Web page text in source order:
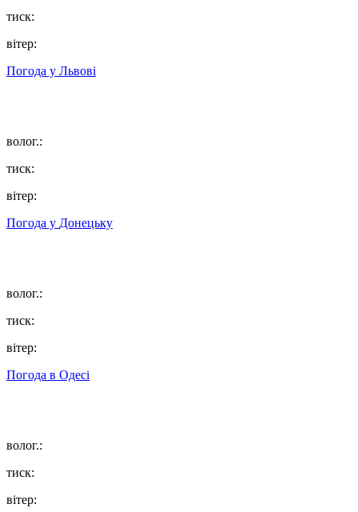
тиск:
вітер:
Погода у Львові
волог.:
тиск:
вітер:
Погода у Донецьку
волог.:
тиск:
вітер:
Погода в Одесі
волог.:
тиск:
вітер: